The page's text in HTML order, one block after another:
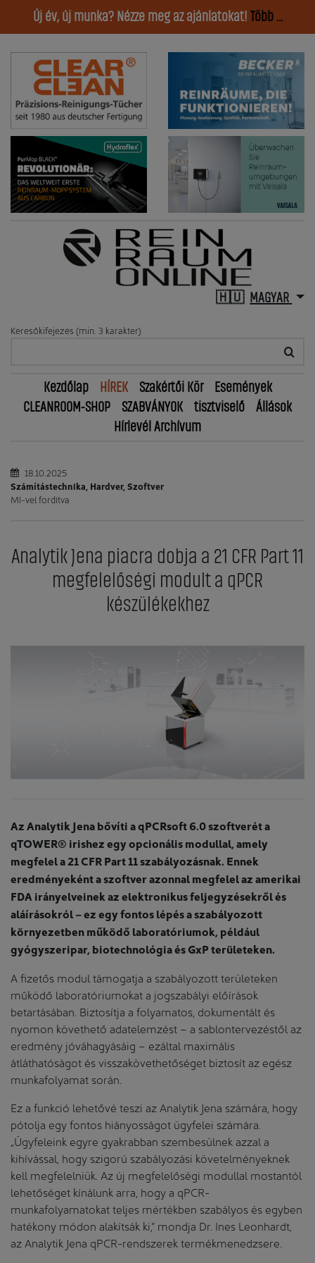
Új év, új munka? Nézze meg az ajánlatokat! Több ...
MAGYAR
Keresőkifejezés (min. 3 karakter)
Kezdőlap HÍREK Szakértői Kör
Események
CLEANROOM-SHOP
SZABVÁNYOK tisztviselő
Állások
Hírlevél Archívum
18.10.2025
Számítástechnika, Hardver, Szoftver
MI-vel fordítva
Analytik Jena piacra dobja a 21 CFR Part 11
megfelelőségi modult a qPCR
készülékekhez
Az Analytik Jena bővíti a qPCRsoft 6.0 szoftverét a
qTOWER® irishez egy opcionális modullal, amely
megfelel a 21 CFR Part 11 szabályozásnak. Ennek
eredményeként a szoftver azonnal megfelel az amerikai
FDA irányelveinek az elektronikus feljegyzésekről és
aláírásokról – ez egy fontos lépés a szabályozott
környezetben működő laboratóriumok, például
gyógyszeripar, biotechnológia és GxP területeken.
A fizetős modul támogatja a szabályozott területeken
működő laboratóriumokat a jogszabályi előírások
betartásában. Biztosítja a folyamatos, dokumentált és
nyomon követhető adatelemzést – a sablontervezéstől az
eredmény jóváhagyásáig – ezáltal maximális
átláthatóságot és visszakövethetőséget biztosít az egész
munkafolyamat során.
Ez a funkció lehetővé teszi az Analytik Jena számára, hogy
pótolja egy fontos hiányosságot ügyfelei számára.
„Ügyfeleink egyre gyakrabban szembesülnek azzal a
kihívással, hogy szigorú szabályozási követelményeknek
kell megfelelniük. Az új megfelelőségi modullal mostantól
lehetőséget kínálunk arra, hogy a qPCR-
munkafolyamatokat teljes mértékben szabályos és egyben
hatékony módon alakítsák ki,” mondja Dr. Ines Leonhardt,
az Analytik Jena qPCR-rendszerek termékmenedzsere.